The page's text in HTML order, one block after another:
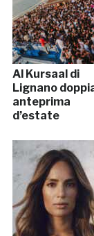
Al Kursaal di
Lignano
anteprima
d’estate